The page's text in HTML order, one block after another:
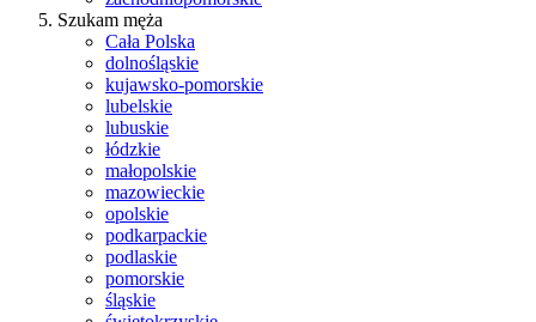
Szukam męża
Cała Polska
dolnośląskie
kujawsko-pomorskie
lubelskie
lubuskie
łódzkie
małopolskie
mazowieckie
opolskie
podkarpackie
podlaskie
pomorskie
śląskie